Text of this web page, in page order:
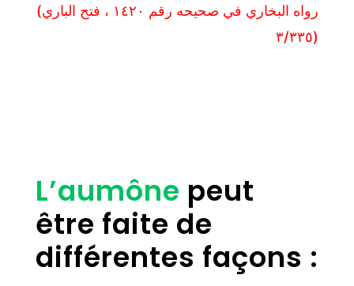
(رواه البخاري في صحيحه رقم ١٤٢٠ ، فتح الباري
٣/٣٣٥)
L’aumône peut
être faite de
différentes façons :